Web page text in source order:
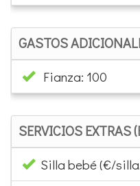
Estancia mínima
Amueblado
GASTOS
Fianza: 100